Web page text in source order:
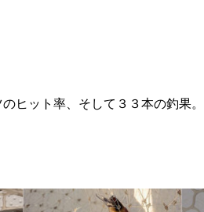
ヒット率、そして３３本の釣果。